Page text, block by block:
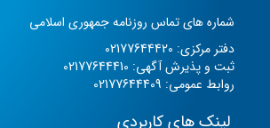
شماره های تماس روزنامه جمهوری اسلامی
دفتر مرکزی: 02177644420
ثبت و پذیرش آگهی: 02177644410
روابط عمومی: 02177644409
لینک های کاربردی